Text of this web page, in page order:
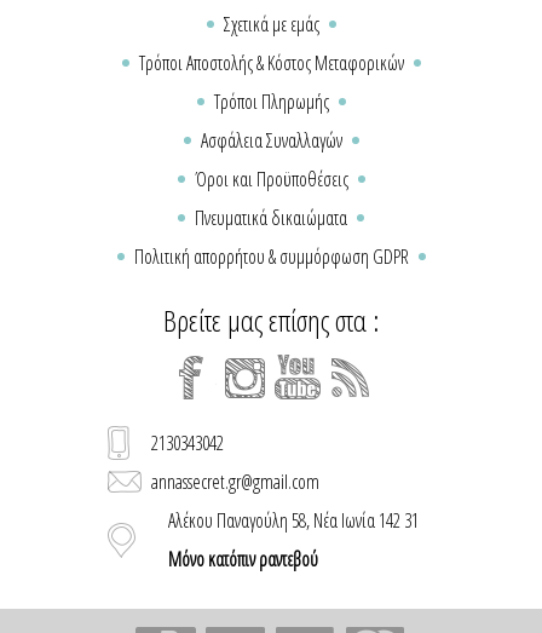
Σχετικά με εμάς
Τρόποι Αποστολής & Κόστος Μεταφορικών
Τρόποι Πληρωμής
Ασφάλεια Συναλλαγών
Όροι και Προϋποθέσεις
Πνευματικά δικαιώματα
Πολιτική απορρήτου & συμμόρφωση GDPR
Βρείτε μας επίσης στα :
2130343042
annassecret.gr@gmail.com
Αλέκου Παναγούλη 58, Νέα Ιωνία 142 31
Μόνο κατόπιν ραντεβού